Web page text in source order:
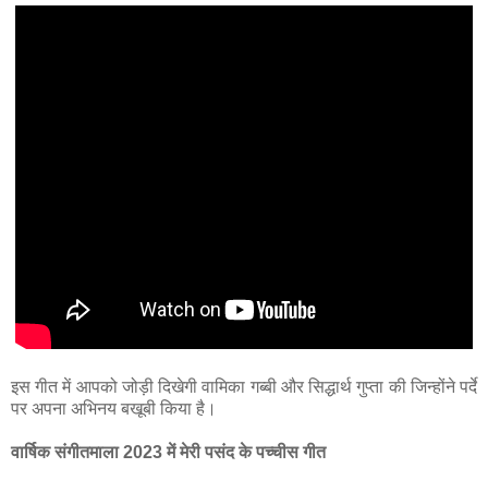
इस गीत में आपको जोड़ी दिखेगी वामिका गब्बी और सिद्धार्थ गुप्ता की जिन्होंने पर्दे
पर अपना अभिनय बखूबी किया है।
वार्षिक संगीतमाला 2023 में मेरी पसंद के पच्चीस गीत